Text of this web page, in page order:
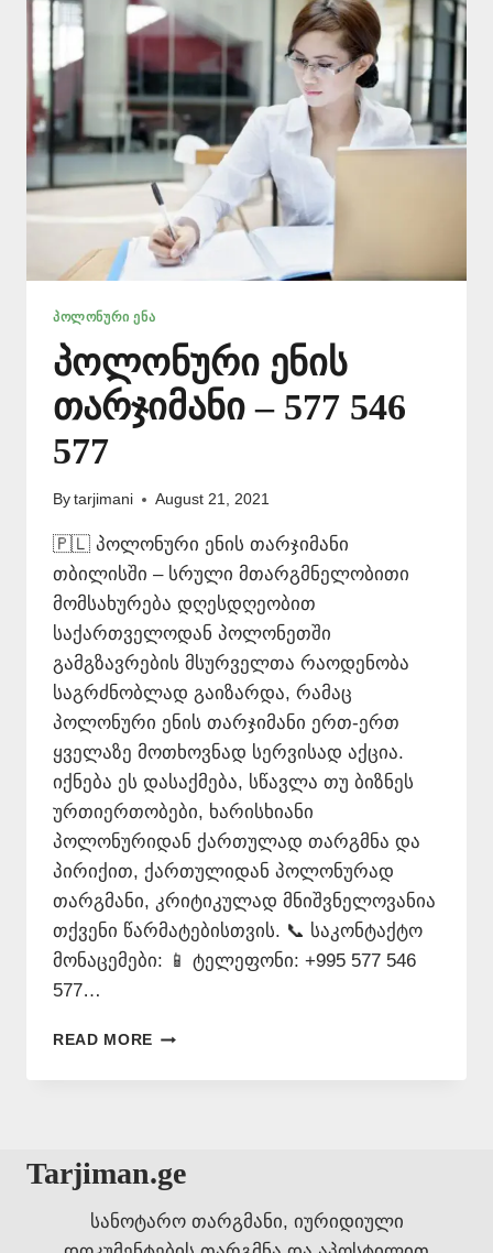
546
577
ᲞᲝᲚᲝᲜᲣᲠᲘ ᲔᲜᲐ
პოლონური ენის
თარჯიმანი – 577 546
577
By tarjimani August 21, 2021
🇵🇱 პოლონური ენის თარჯიმანი
თბილისში – სრული მთარგმნელობითი
მომსახურება დღესდღეობით
საქართველოდან პოლონეთში
გამგზავრების მსურველთა რაოდენობა
საგრძნობლად გაიზარდა, რამაც
პოლონური ენის თარჯიმანი ერთ-ერთ
ყველაზე მოთხოვნად სერვისად აქცია.
იქნება ეს დასაქმება, სწავლა თუ ბიზნეს
ურთიერთობები, ხარისხიანი
პოლონურიდან ქართულად თარგმნა და
პირიქით, ქართულიდან პოლონურად
თარგმანი, კრიტიკულად მნიშვნელოვანია
თქვენი წარმატებისთვის. 📞 საკონტაქტო
მონაცემები: 📱 ტელეფონი: +995 577 546
577…
READ MORE ᲞᲝᲚᲝᲜᲣᲠᲘ
ᲗᲐᲠᲯᲘᲛᲐᲜᲘ
577
Tarjiman.ge
სანოტარო თარგმანი, იურიდიული